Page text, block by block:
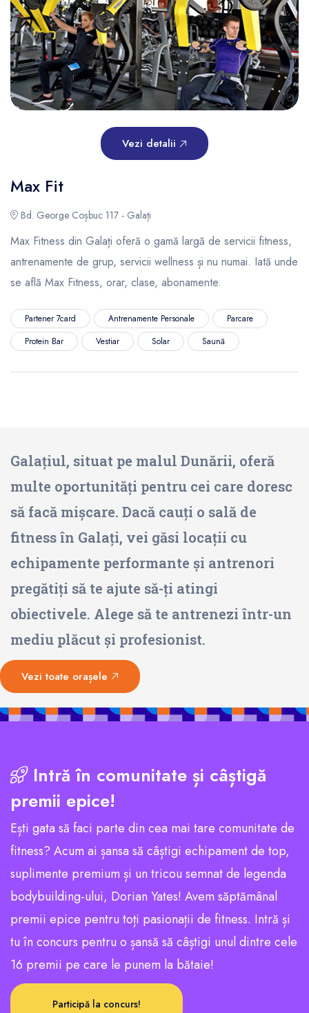
Vezi detalii
Max Fit
Bd. George Coșbuc 117 - Galați
Max Fitness din Galați oferă o gamă largă de servicii fitness,
antrenamente de grup, servicii wellness și nu numai. Iată unde
se află Max Fitness, orar, clase, abonamente.
Partener 7card Antrenamente Personale
Parcare
Protein Bar
Vestiar Solar Saună
Galațiul, situat pe malul Dunării, oferă
multe oportunități pentru cei care doresc
să facă mișcare. Dacă cauți o sală de
fitness în Galați, vei găsi locații cu
echipamente performante și antrenori
pregătiți să te ajute să-ți atingi
obiectivele. Alege să te antrenezi într-un
mediu plăcut și profesionist.
Vezi toate orașele
Intră în comunitate și câștigă
premii epice!
Ești gata să faci parte din cea mai tare comunitate de
fitness? Acum ai șansa să câștigi echipament de top,
suplimente premium și un tricou semnat de legenda
bodybuilding-ului, Dorian Yates! Avem săptămânal
premii epice pentru toți pasionații de fitness. Intră și
tu în concurs pentru o șansă să câștigi unul dintre cele
16 premii pe care le punem la bătaie!
Participă la concurs!